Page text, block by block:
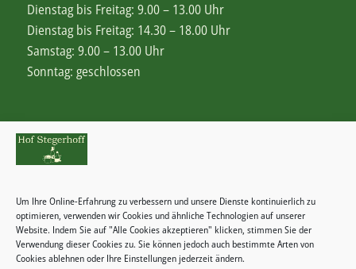
Um Ihre Online-Erfahrung zu verbessern und unsere Dienste kontinuierlich zu
optimieren, verwenden wir Cookies und ähnliche Technologien auf unserer
Website. Indem Sie auf "Alle Cookies akzeptieren" klicken, stimmen Sie der
Verwendung dieser Cookies zu. Sie können jedoch auch bestimmte Arten von
Cookies ablehnen oder Ihre Einstellungen jederzeit ändern.
Dienstag bis Freitag: 9.00 – 13.00 Uhr
Dienstag bis Freitag: 14.30 – 18.00 Uhr
Samstag: 9.00 – 13.00 Uhr
Sonntag: geschlossen
Rechtliches
Widerrufsbelehrung